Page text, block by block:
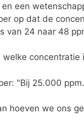
en een
op dat de
van 24 naar 48
welke concentratie
"Bij 25.000
hoeven we ons